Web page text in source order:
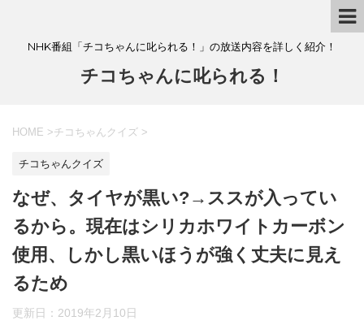
NHK番組「チコちゃんに叱られる！」の放送内容を詳しく紹介！
チコちゃんに叱られる！
HOME >チコちゃんクイズ >
チコちゃんクイズ
なぜ、タイヤが黒い?→ススが入ってい
るから。現在はシリカホワイトカーボン
使用、しかし黒いほうが強く丈夫に見え
るため
更新日： 2019年2月10日